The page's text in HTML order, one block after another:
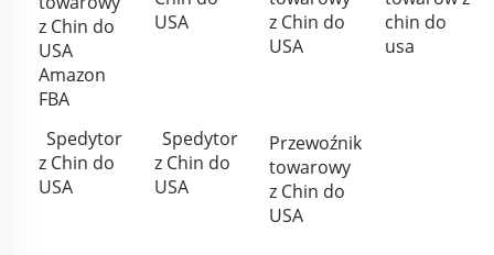
z Chin do
USA
Amazon
FBA
USA
z Chin do
USA
chin do
usa
Spedytor
z Chin do
USA
Spedytor
z Chin do
USA
Przewoźnik
towarowy
z Chin do
USA